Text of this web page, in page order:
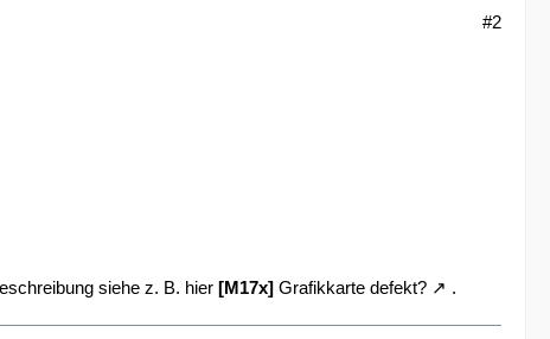
#2
siehe z. B. hier [M17x] Grafikkarte defekt? .